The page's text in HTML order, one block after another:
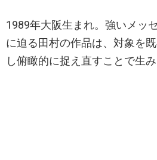
1989年大阪生まれ。強いメッ
に迫る田村の作品は、対象を
し俯瞰的に捉え直すことで生